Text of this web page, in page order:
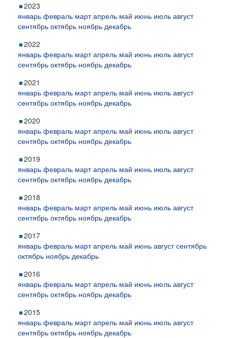
2023
январь февраль март апрель май июнь июль август
сентябрь октябрь ноябрь декабрь
2022
январь февраль март апрель май июнь июль август
сентябрь октябрь ноябрь декабрь
2021
январь февраль март апрель май июнь июль август
сентябрь октябрь ноябрь декабрь
2020
январь февраль март апрель май июнь июль август
сентябрь октябрь ноябрь декабрь
2019
январь февраль март апрель май июнь июль август
сентябрь октябрь ноябрь декабрь
2018
январь февраль март апрель май июнь июль август
сентябрь октябрь ноябрь декабрь
2017
январь февраль март апрель май июнь август сентябрь
октябрь ноябрь декабрь
2016
январь февраль март апрель май июнь июль август
сентябрь октябрь ноябрь декабрь
2015
январь февраль март апрель май июнь июль август
сентябрь октябрь ноябрь декабрь